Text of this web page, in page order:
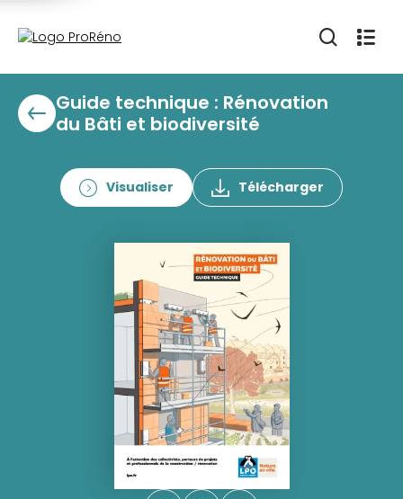
Guide technique : Rénovation
du Bâti et biodiversité
Visualiser Télécharger